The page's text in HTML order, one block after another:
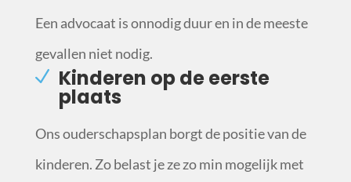
Een advocaat is onnodig duur en in de meeste
gevallen niet nodig.
Kinderen op de eerste
plaats
Ons ouderschapsplan borgt de positie van de
kinderen. Zo belast je ze zo min mogelijk met